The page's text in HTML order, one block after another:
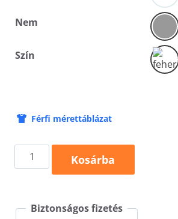
Nem
Szín
Férfi mérettáblázat
Vigyázat
2
póló
Kosárba
Biztonságos fizetés